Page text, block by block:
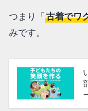
つまり「 古着でワ
みです。